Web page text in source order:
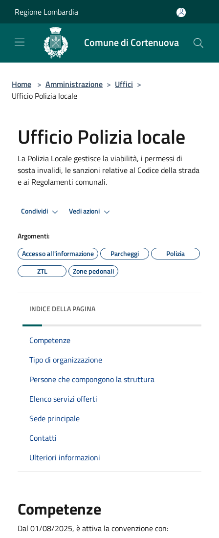
Regione Lombardia
Comune di Cortenuova
Home > Amministrazione > Uffici >
Ufficio Polizia locale
Ufficio Polizia locale
La Polizia Locale gestisce la viabilità, i permessi di
sosta invalidi, le sanzioni relative al Codice della strada
e ai Regolamenti comunali.
Condividi Vedi azioni
Argomenti:
Accesso all'informazione
Parcheggi
Polizia
ZTL
Zone pedonali
INDICE DELLA PAGINA
Competenze
Tipo di organizzazione
Persone che compongono la struttura
Elenco servizi offerti
Sede principale
Contatti
Ulteriori informazioni
Competenze
Dal 01/08/2025, è attiva la convenzione con: